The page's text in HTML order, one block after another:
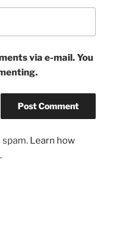
via e-mail. You
Learn how